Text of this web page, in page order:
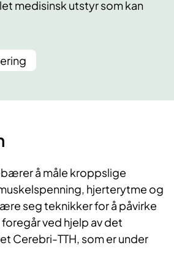
medisinsk utstyr som kan
å måle kroppslige
hjerterytme og
seg teknikker for å påvirke
ved hjelp av det
Cerebri-TTH, som er under